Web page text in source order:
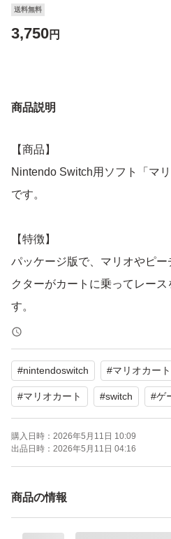
送料無料
3,750円
商品説明
【商品】
Nintendo Switch用ソフト「マ
です。
【特徴】
パッケージ版で、マリオやピ
クターがカートに乗ってレー
す。
よろしくお願いいたします。
#nintendoswitch #マリオカー
#マリオカート #switch #ゲ
購入日時： 2026年5月11日 10:09
出品日時： 2026年5月11日 04:16
商品の情報